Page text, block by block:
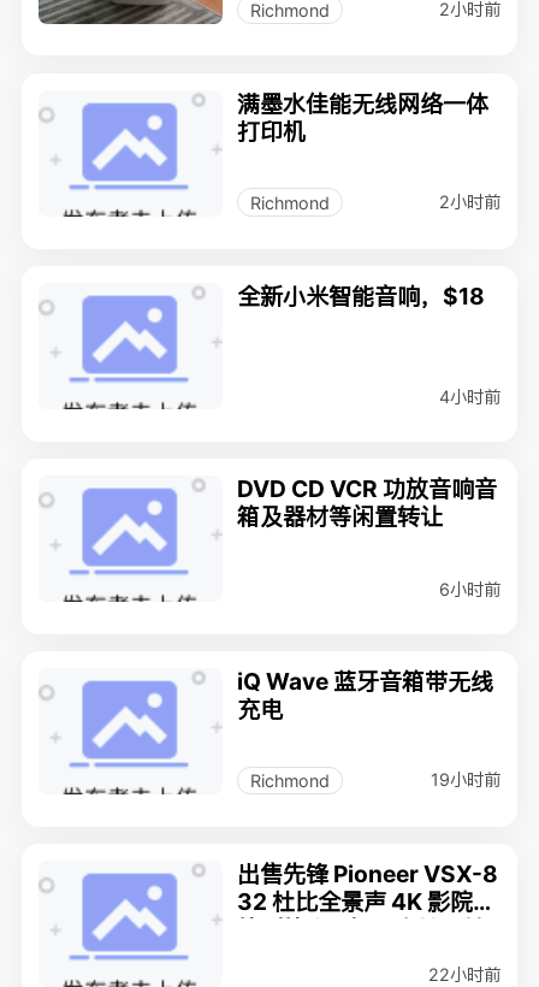
Richmond 2小时前
满墨水佳能无线网络一体
打印机
Richmond 2小时前
全新小米智能音响，$18
4小时前
DVD CD VCR 功放音响音
箱及器材等闲置转让
6小时前
iQ Wave 蓝牙音箱带无线
充电
Richmond 19小时前
出售先锋 Pioneer VSX-8
32 杜比全景声 4K 影院功
22小时前